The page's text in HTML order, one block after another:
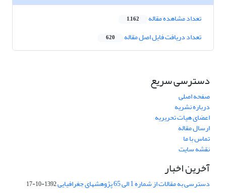
تعداد مشاهده مقاله 1,162
تعداد دریافت فایل اصل مقاله 620
دسترسی سریع
صفحه اصلی
درباره نشریه
اعضای هیات تحریریه
ارسال مقاله
تماس با ما
نقشه سایت
آخرین اخبار
دسترسی به مقالات از شماره 1 الی 65 پژوهشهای جغرافیایی 1392-10-17